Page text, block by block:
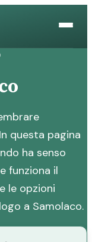
questa pagina
ha senso
funziona il
le opzioni
a Samolaco.